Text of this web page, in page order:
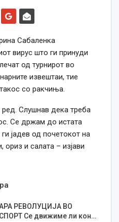
Сабаленка
вирус што ги принуди
од турнирот во
извештаи, тие
со ракчиња.
ред. Слушнав дека треба
Се држам до истата
јадев од почетокот на
ориз и салата – изјави
РЕВОЛУЦИЈА ВО
Се движиме ли кон…